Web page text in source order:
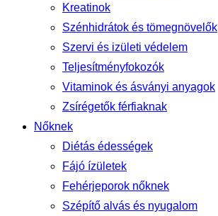
Kreatinok
Szénhidrátok és tömegnövelők
Szervi és izületi védelem
Teljesítményfokozók
Vitaminok és ásványi anyagok
Zsírégetők férfiaknak
Nőknek
Diétás édességek
Fájó ízületek
Fehérjeporok nőknek
Szépítő alvás és nyugalom